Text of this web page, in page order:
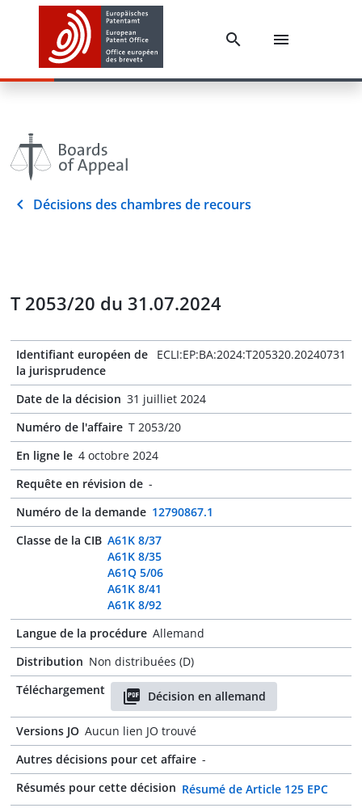
Décisions des chambres de recours
T 2053/20 du 31.07.2024
Identifiant européen de
la jurisprudence
ECLI:EP:BA:2024:T205320.20240731
Date de la décision 31 juilliet 2024
Numéro de l'affaire T 2053/20
En ligne le 4 octobre 2024
Requête en révision de -
Numéro de la demande 12790867.1
Classe de la CIB A61K 8/37
A61K 8/35
A61Q 5/06
A61K 8/41
A61K 8/92
Langue de la procédure Allemand
Distribution Non distribuées (D)
Téléchargement
Décision en allemand
Versions JO Aucun lien JO trouvé
Autres décisions pour cet affaire -
Résumés pour cette décision Résumé de Article 125 EPC